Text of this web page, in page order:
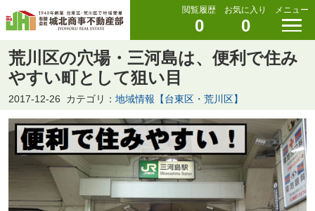
閲覧履歴
0
お気に入り
0
メニュー
荒川区の穴場・三河島は、便利で住み
やすい町として狙い目
2017-12-26 カテゴリ： 地域情報【台東区・荒川区】